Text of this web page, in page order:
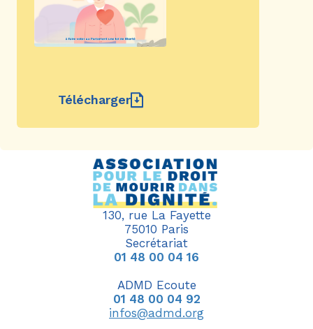
Télécharger
130, rue La Fayette
75010 Paris
Secrétariat
01 48 00 04 16
ADMD Ecoute
01 48 00 04 92
infos@admd.org